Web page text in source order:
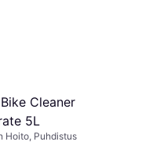
Cleaner
5L
Hoito, Puhdistus